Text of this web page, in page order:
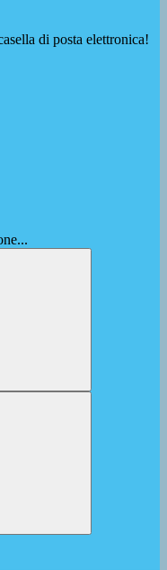
di posta elettronica!